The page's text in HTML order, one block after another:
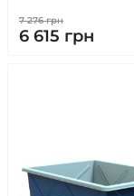
7 276грн
6 615 грн